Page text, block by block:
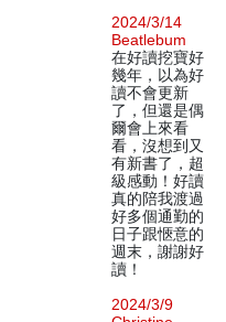
2024/3/14
Beatlebum
在好讀挖寶好
幾年，以為好
讀不會更新
了，但還是偶
爾會上來看
看，沒想到又
有新書了，超
級感動！好讀
真的陪我渡過
好多個通勤的
日子跟愜意的
週末，謝謝好
讀！
2024/3/9